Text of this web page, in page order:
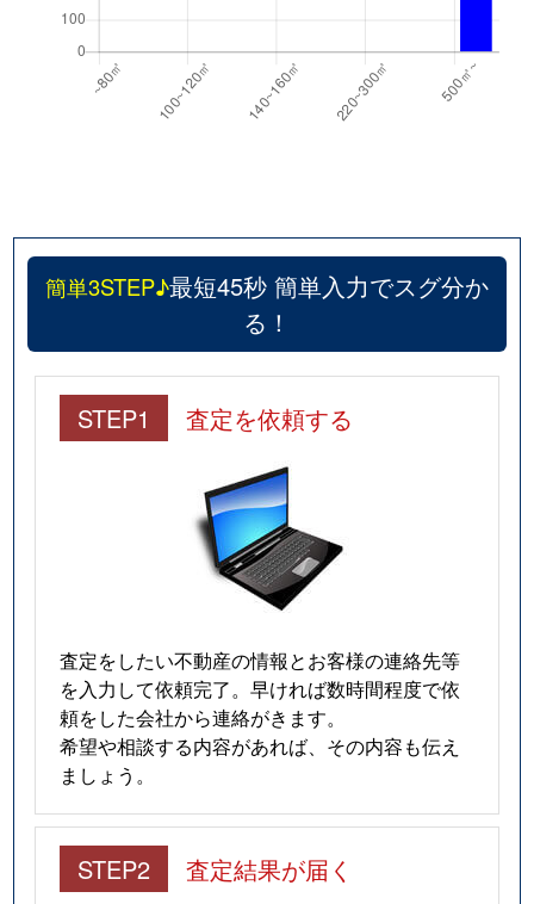
簡単3STEP♪最短45秒 簡単入力でスグ分か
る！
STEP1 査定を依頼する
査定をしたい不動産の情報とお客様の連絡先等
を入力して依頼完了。早ければ数時間程度で依
頼をした会社から連絡がきます。
希望や相談する内容があれば、その内容も伝え
ましょう。
STEP2 査定結果が届く